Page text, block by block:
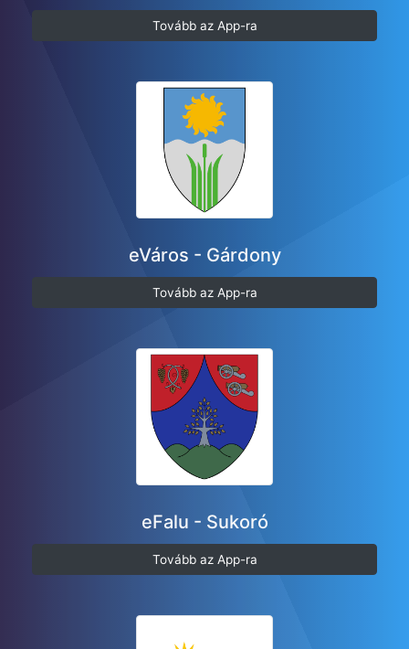
Tovább az App-ra
eVáros - Gárdony
Tovább az App-ra
eFalu - Sukoró
Tovább az App-ra